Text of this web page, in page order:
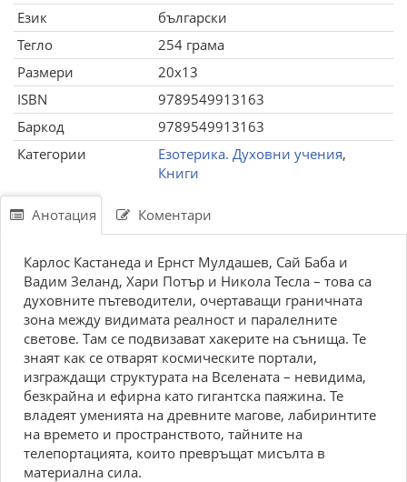
Език
български
Тегло
254 грама
Размери
20x13
ISBN
9789549913163
Баркод
9789549913163
Категории
Езотерика. Духовни учения,
Книги
Анотация Коментари
Карлос Кастанеда и Ернст Мулдашев, Сай Баба и
Вадим Зеланд, Хари Потър и Никола Тесла – това са
духовните пътеводители, очертаващи граничната
зона между видимата реалност и паралелните
светове. Там се подвизават хакерите на сънища. Те
знаят как се отварят космическите портали,
изграждащи структурата на Вселената – невидима,
безкрайна и ефирна като гигантска паяжина. Те
владеят уменията на древните магове, лабиринтите
на времето и пространството, тайните на
телепортацията, които превръщат мисълта в
материална сила.